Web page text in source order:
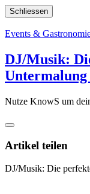
Schliessen
Events &
DJ/Musik:
Nutze KnowS um
Artikel teilen
DJ/Musik: Die